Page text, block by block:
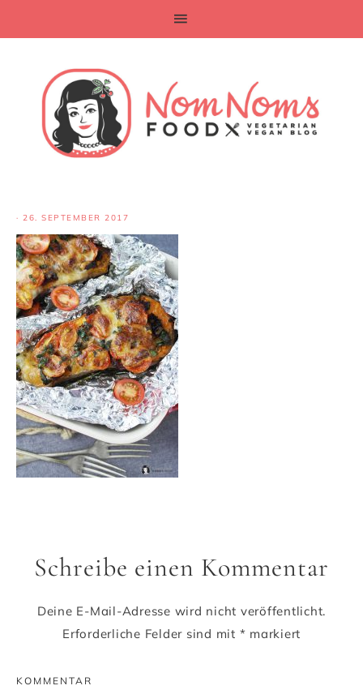
· 26. SEPTEMBER 2017
Schreibe einen Kommentar
Deine E-Mail-Adresse wird nicht veröffentlicht.
Erforderliche Felder sind mit * markiert
KOMMENTAR